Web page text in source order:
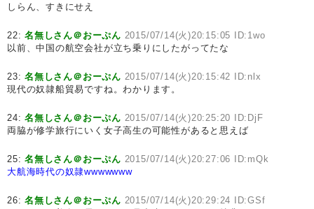
しらん、すきにせえ
22:名無しさん＠おーぷん 2015/07/14(火)20:15:05 ID:1wo
以前、中国の航空会社が立ち乗りにしたがってたな
23:名無しさん＠おーぷん 2015/07/14(火)20:15:42 ID:nlx
現代の奴隷船貿易ですね。わかります。
24:名無しさん＠おーぷん 2015/07/14(火)20:25:20 ID:DjF
両脇が修学旅行にいく女子高生の可能性があると思えば
25:名無しさん＠おーぷん 2015/07/14(火)20:27:06 ID:mQk
大航海時代の奴隷wwwwwww
26:名無しさん＠おーぷん 2015/07/14(火)20:29:24 ID:GSf